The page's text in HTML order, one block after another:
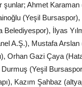
şunlar; Ahmet
(Yeşil Bursaspor),
İlyas
A.Ş.), Mustafa Arslan
Orhan Gazi Çaya
(Yeşil
Kazım Şahbaz